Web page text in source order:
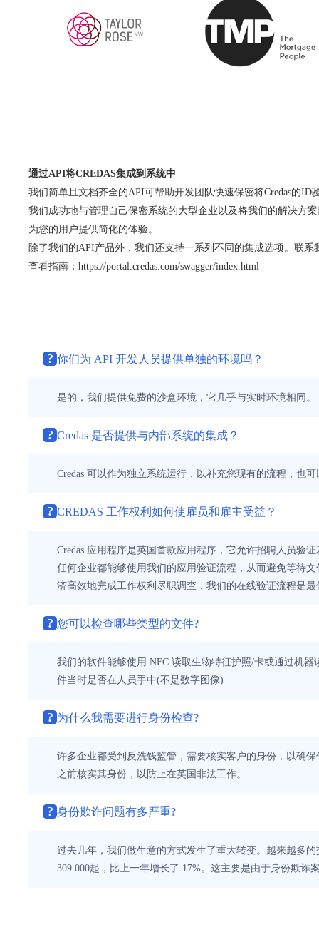
通过API将CREDAS集成到系统中
我们简单且文档齐全的API可帮助开发团队快速保密将Credas的
我们成功地与管理自己保密系统的大型企业以及将我们的解决方
为您的用户提供简化的体验。
除了我们的API产品外，我们还支持一系列不同的集成选项。联系
查看指南：https://portal.credas.com/swagger/index.html
? 你们为 API 开发人员提供单独的环境吗？
是的，我们提供免费的沙盒环境，它几乎与实时环境相同。
? Credas 是否提供与内部系统的集成？
Credas 可以作为独立系统运行，以补充您现有的流程，也
? CREDAS 工作权利如何使雇员和雇主受益？
Credas 应用程序是英国首款应用程序，它允许招聘人员验
任何企业都能够使用我们的应用验证流程，从而避免等待
济高效地完成工作权利尽职调查，我们的在线验证流程是
? 您可以检查哪些类型的文件?
我们的软件能够使用 NFC 读取生物特征护照/卡或通过机
件当时是否在人员手中(不是数字图像)
? 为什么我需要进行身份检查?
许多企业都受到反洗钱监管，需要核实客户的身份，以确
之前核实其身份，以防止在英国非法工作。
? 身份欺诈问题有多严重?
过去几年，我们做生意的方式发生了重大转变。越来越多
309.000起，比上一年增长了 17%。这主要是由于身份欺